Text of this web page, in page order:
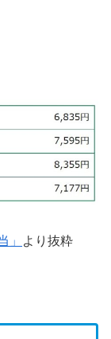
」 より抜粋